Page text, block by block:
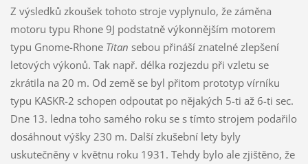
Z výsledků zkoušek tohoto stroje vyplynulo, že záměna
motoru typu Rhone 9J podstatně výkonnějším motorem
typu Gnome-Rhone Titan sebou přináší znatelné zlepšení
letových výkonů. Tak např. délka rozjezdu při vzletu se
zkrátila na 20 m. Od země se byl přitom prototyp vírníku
typu KASKR-2 schopen odpoutat po nějakých 5-ti až 6-ti sec.
Dne 13. ledna toho samého roku se s tímto strojem podařilo
dosáhnout výšky 230 m. Další zkušební lety byly
uskutečněny v květnu roku 1931. Tehdy bylo ale zjištěno, že